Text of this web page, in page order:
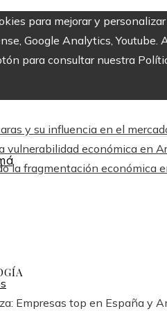
para mejorar y
Google Analytics,
para consultar nuestra
y su influencia en el
vulnerabilidad económica en
la fragmentación económica
Empresas top en España y